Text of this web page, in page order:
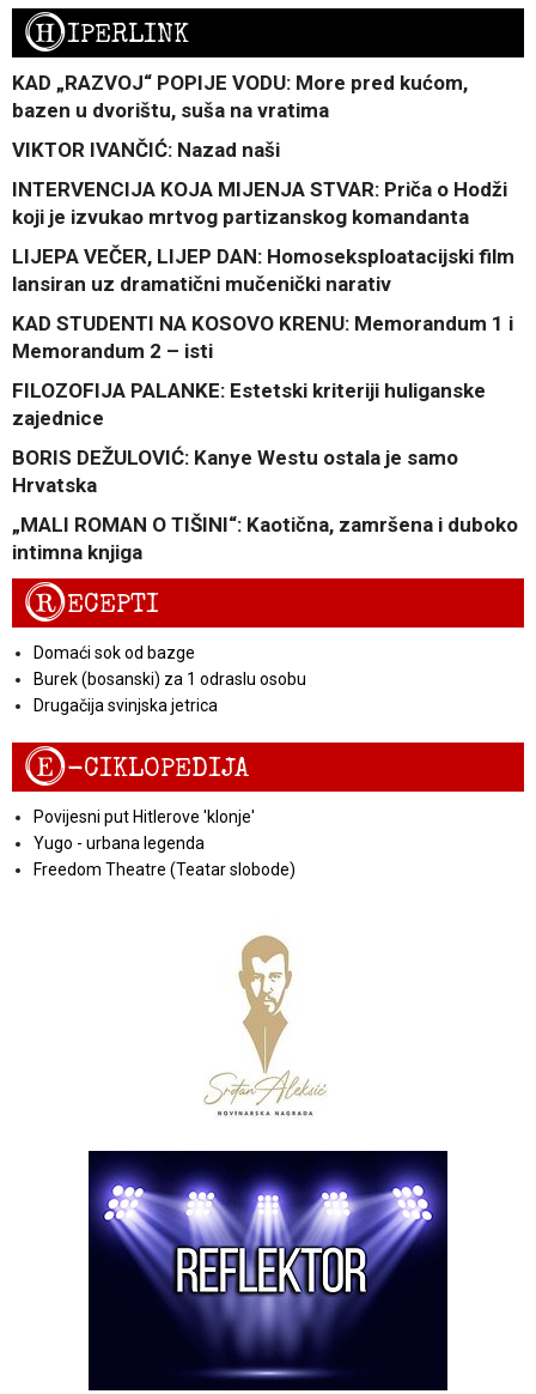
HIPERLINK
KAD „RAZVOJ“ POPIJE VODU: More pred kućom,
bazen u dvorištu, suša na vratima
VIKTOR IVANČIĆ: Nazad naši
INTERVENCIJA KOJA MIJENJA STVAR: Priča o Hodži
koji je izvukao mrtvog partizanskog komandanta
LIJEPA VEČER, LIJEP DAN: Homoseksploatacijski film
lansiran uz dramatični mučenički narativ
KAD STUDENTI NA KOSOVO KRENU: Memorandum 1 i
Memorandum 2 – isti
FILOZOFIJA PALANKE: Estetski kriteriji huliganske
zajednice
BORIS DEŽULOVIĆ: Kanye Westu ostala je samo
Hrvatska
„MALI ROMAN O TIŠINI“: Kaotična, zamršena i duboko
intimna knjiga
RECEPTI
Domaći sok od bazge
Burek (bosanski) za 1 odraslu osobu
Drugačija svinjska jetrica
E-CIKLOPEDIJA
Povijesni put Hitlerove 'klonje'
Yugo - urbana legenda
Freedom Theatre (Teatar slobode)